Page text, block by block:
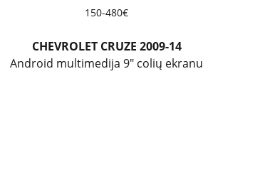
150-480€
CHEVROLET CRUZE 2009-14
Android multimedija 9" colių ekranu